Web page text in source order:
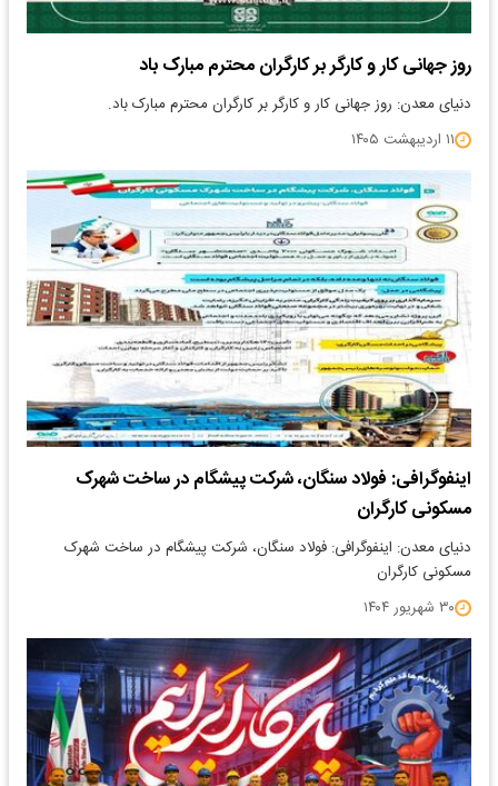
روز جهانی کار و کارگر بر کارگران محترم مبارک باد
دنیای معدن: روز جهانی کار و کارگر بر کارگران محترم مبارک باد.
۱۱ اردیبهشت ۱۴۰۵
اینفوگرافی: فولاد سنگان، شرکت پیشگام در ساخت شهرک
مسکونی کارگران
دنیای معدن: اینفوگرافی: فولاد سنگان، شرکت پیشگام در ساخت شهرک
مسکونی کارگران
۳۰ شهریور ۱۴۰۴